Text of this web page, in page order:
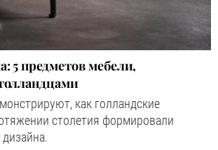
5 предметов мебели,
как голландские
столетия формировали